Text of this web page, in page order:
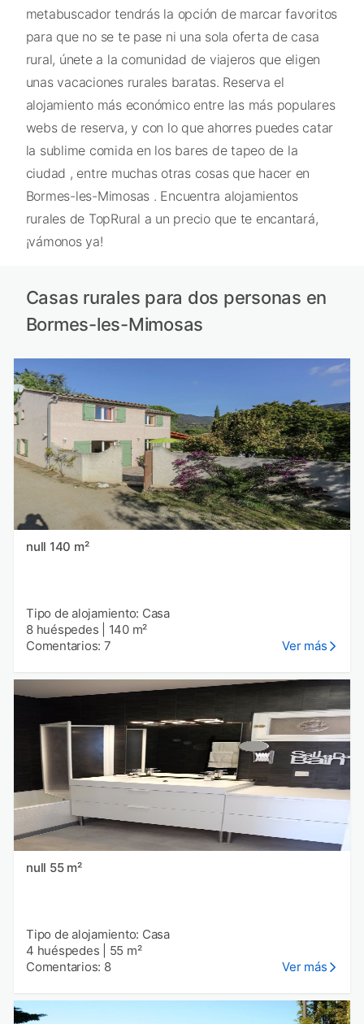
metabuscador tendrás la opción de marcar favoritos
para que no se te pase ni una sola oferta de casa
rural, únete a la comunidad de viajeros que eligen
unas vacaciones rurales baratas. Reserva el
alojamiento más económico entre las más populares
webs de reserva, y con lo que ahorres puedes catar
la sublime comida en los bares de tapeo de la
ciudad , entre muchas otras cosas que hacer en
Bormes-les-Mimosas . Encuentra alojamientos
rurales de TopRural a un precio que te encantará,
¡vámonos ya!
Casas rurales para dos personas en
Bormes-les-Mimosas
null 140 m²
Tipo de alojamiento: Casa
8 huéspedes
140 m²
Comentarios: 7
Ver más
null 55 m²
Tipo de alojamiento: Casa
4 huéspedes
55 m²
Comentarios: 8
Ver más